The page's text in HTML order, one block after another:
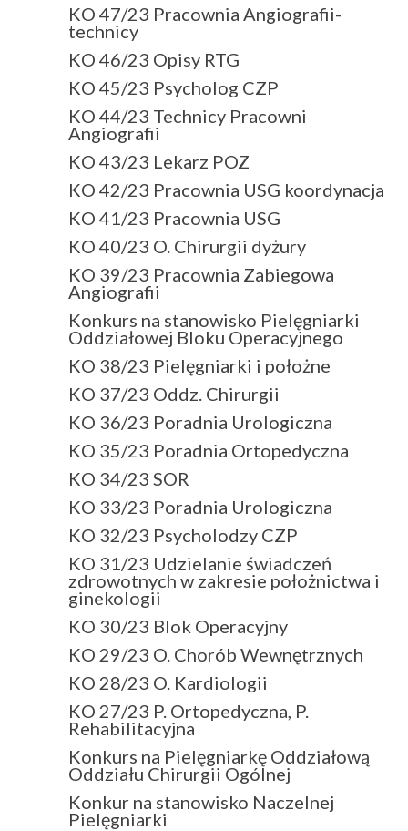
KO 47/23 Pracownia Angiografii-
technicy
KO 46/23 Opisy RTG
KO 45/23 Psycholog CZP
KO 44/23 Technicy Pracowni
Angiografii
KO 43/23 Lekarz POZ
KO 42/23 Pracownia USG koordynacja
KO 41/23 Pracownia USG
KO 40/23 O. Chirurgii dyżury
KO 39/23 Pracownia Zabiegowa
Angiografii
Konkurs na stanowisko Pielęgniarki
Oddziałowej Bloku Operacyjnego
KO 38/23 Pielęgniarki i położne
KO 37/23 Oddz. Chirurgii
KO 36/23 Poradnia Urologiczna
KO 35/23 Poradnia Ortopedyczna
KO 34/23 SOR
KO 33/23 Poradnia Urologiczna
KO 32/23 Psycholodzy CZP
KO 31/23 Udzielanie świadczeń
zdrowotnych w zakresie położnictwa i
ginekologii
KO 30/23 Blok Operacyjny
KO 29/23 O. Chorób Wewnętrznych
KO 28/23 O. Kardiologii
KO 27/23 P. Ortopedyczna, P.
Rehabilitacyjna
Konkurs na Pielęgniarkę Oddziałową
Oddziału Chirurgii Ogólnej
Konkur na stanowisko Naczelnej
Pielęgniarki